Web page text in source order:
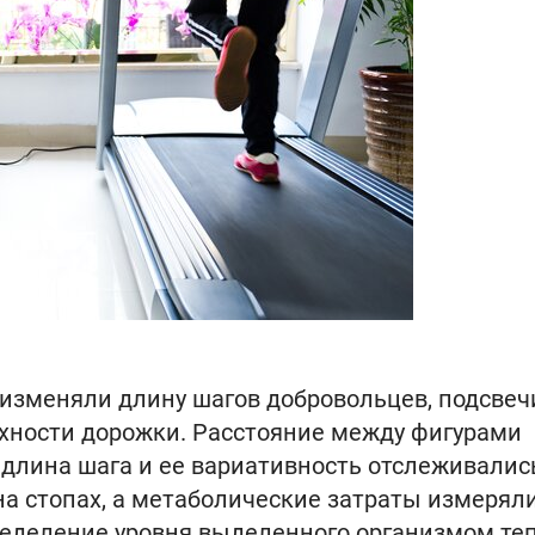
длину шагов добровольцев,
дорожки. Расстояние между фигурами
шага и ее вариативность
а метаболические затраты